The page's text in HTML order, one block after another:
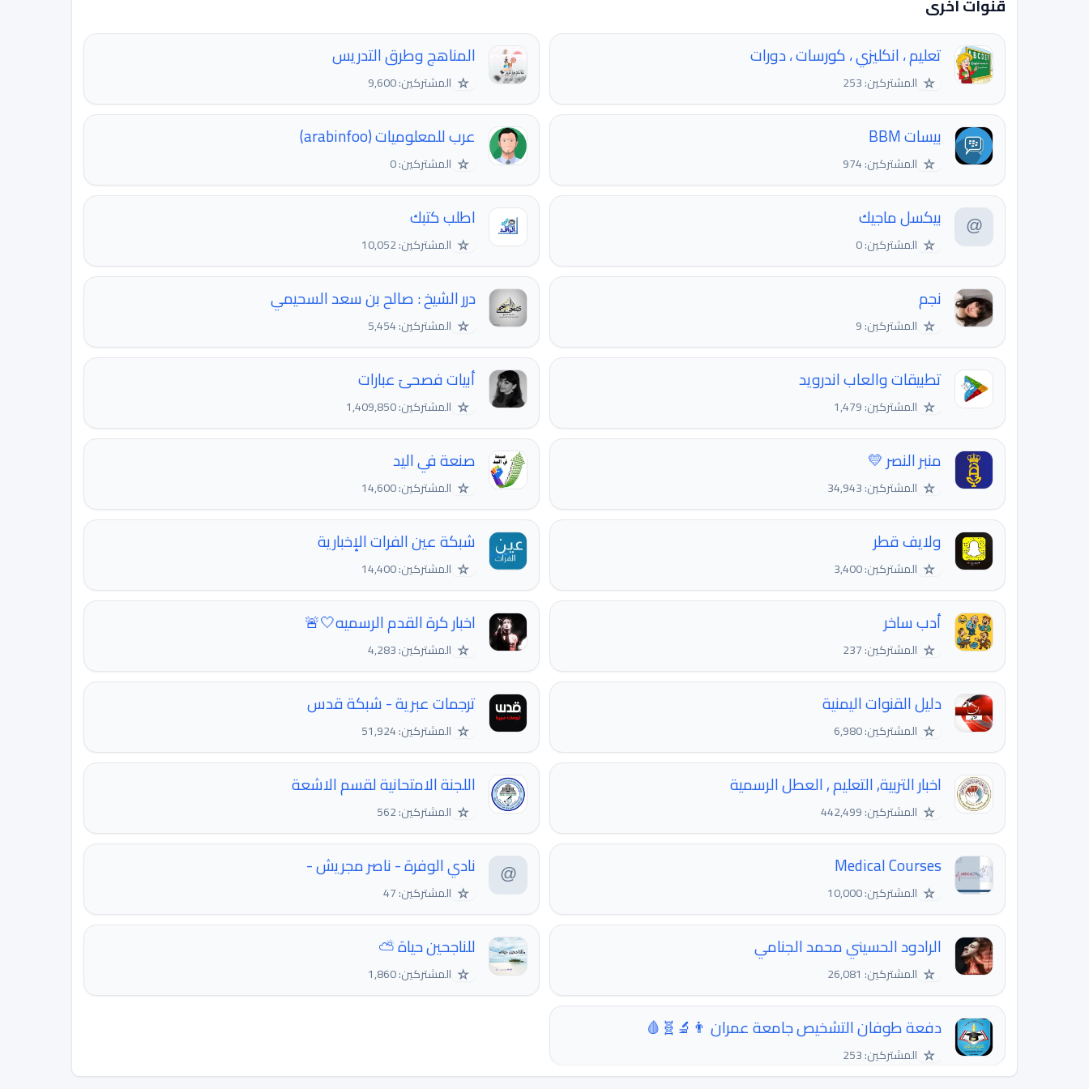
قنوات اخرى
تعليم ، انكليزي ، كورسات ، دورات
☆ المشتركين: 253
المناهج وطرق التدريس
☆ المشتركين: 9,600
بيسات BBM
☆ المشتركين: 974
عرب للمعلوميات (arabinfoo)
☆ المشتركين: 0
بيكسل ماجيك
☆ المشتركين: 0
اطلب كتبك
☆ المشتركين: 10,052
نجم
☆ المشتركين: 9
درر الشيخ : صالح بن سعد السحيمي
☆ المشتركين: 5,454
تطبيقات والعاب اندرويد
☆ المشتركين: 1,479
أبيات فصحىَ عبارات
☆ المشتركين: 1,409,850
منبر النصر 💛
☆ المشتركين: 34,943
صنعة في اليد
☆ المشتركين: 14,600
ولايف قطر
☆ المشتركين: 3,400
شبكة عين الفرات الإخبارية
☆ المشتركين: 14,400
أدب ساخر
☆ المشتركين: 237
اخبار كرة القدم الرسميه🤍🚨
☆ المشتركين: 4,283
دليل القنوات اليمنية
☆ المشتركين: 6,980
ترجمات عبرية - شبكة قدس
☆ المشتركين: 51,924
اخبار التربية, التعليم , العطل الرسمية
☆ المشتركين: 442,499
اللجنة الامتحانية لقسم الاشعة
☆ المشتركين: 562
Medical Courses
☆ المشتركين: 10,000
نادي الوفرة - ناصر مجريش -
☆ المشتركين: 47
الرادود الحسيني محمد الجنامي
☆ المشتركين: 26,081
للناجحين حياة ⛅
☆ المشتركين: 1,860
دفعة طوفان التشخيص جامعة عمران 👨‍🔬🧬🩸
☆ المشتركين: 253